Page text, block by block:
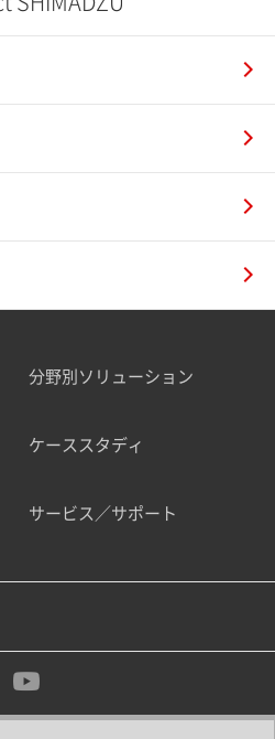
分野別ソリューション
ケーススタディ
サービス／サポート